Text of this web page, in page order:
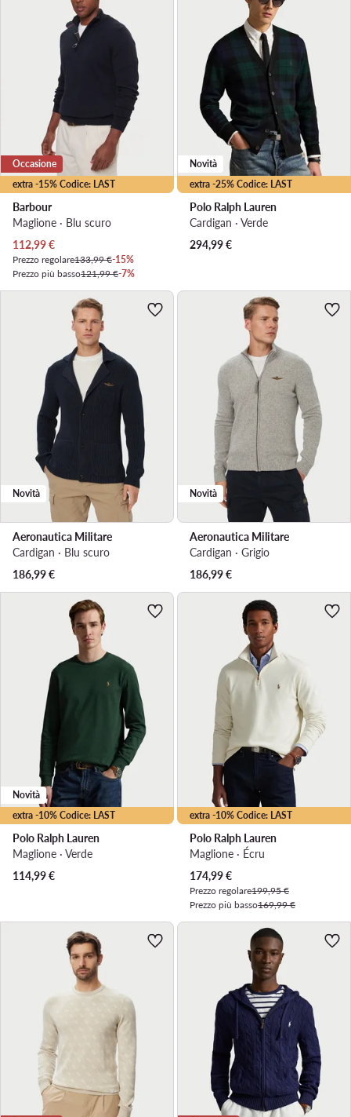
extra -15% Codice: LAST
Occasione
Barbour
Maglione · Blu scuro
Prezzo attuale
112,99€
Prezzo regolare133,99 €-15%
Prezzo più basso121,99 €-7%
extra -25% Codice: LAST
Novità
Polo Ralph Lauren
Cardigan · Verde
294,99€
Novità
Aeronautica Militare
Cardigan · Blu scuro
186,99€
Novità
Aeronautica Militare
Cardigan · Grigio
186,99€
extra -10% Codice: LAST
Novità
Polo Ralph Lauren
Maglione · Verde
114,99€
extra -10% Codice: LAST
Polo Ralph Lauren
Maglione · Écru
Prezzo attuale
174,99€
Prezzo regolare199,95 €
Prezzo più basso169,99 €